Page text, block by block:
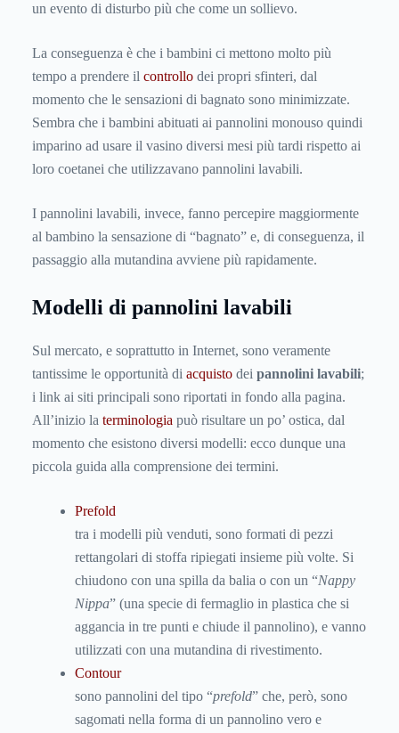
un evento di disturbo più che come un sollievo.
La conseguenza è che i bambini ci mettono molto più
tempo a prendere il controllo dei propri sfinteri, dal
momento che le sensazioni di bagnato sono minimizzate.
Sembra che i bambini abituati ai pannolini monouso quindi
imparino ad usare il vasino diversi mesi più tardi rispetto ai
loro coetanei che utilizzavano pannolini lavabili.
I pannolini lavabili, invece, fanno percepire maggiormente
al bambino la sensazione di “bagnato” e, di conseguenza, il
passaggio alla mutandina avviene più rapidamente.
Modelli di pannolini lavabili
Sul mercato, e soprattutto in Internet, sono veramente
tantissime le opportunità di acquisto dei pannolini lavabili;
i link ai siti principali sono riportati in fondo alla pagina.
All’inizio la terminologia può risultare un po’ ostica, dal
momento che esistono diversi modelli: ecco dunque una
piccola guida alla comprensione dei termini.
Prefold
tra i modelli più venduti, sono formati di pezzi
rettangolari di stoffa ripiegati insieme più volte. Si
chiudono con una spilla da balia o con un “Nappy
Nippa” (una specie di fermaglio in plastica che si
aggancia in tre punti e chiude il pannolino), e vanno
utilizzati con una mutandina di rivestimento.
Contour
sono pannolini del tipo “prefold” che, però, sono
sagomati nella forma di un pannolino vero e